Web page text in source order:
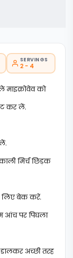
SERVINGS
2 - 4
माइक्रोवेव को
कर लें.
मिर्च छिड़क
लिए बेक करें.
आंच पर पिघला
अच्छी तरह